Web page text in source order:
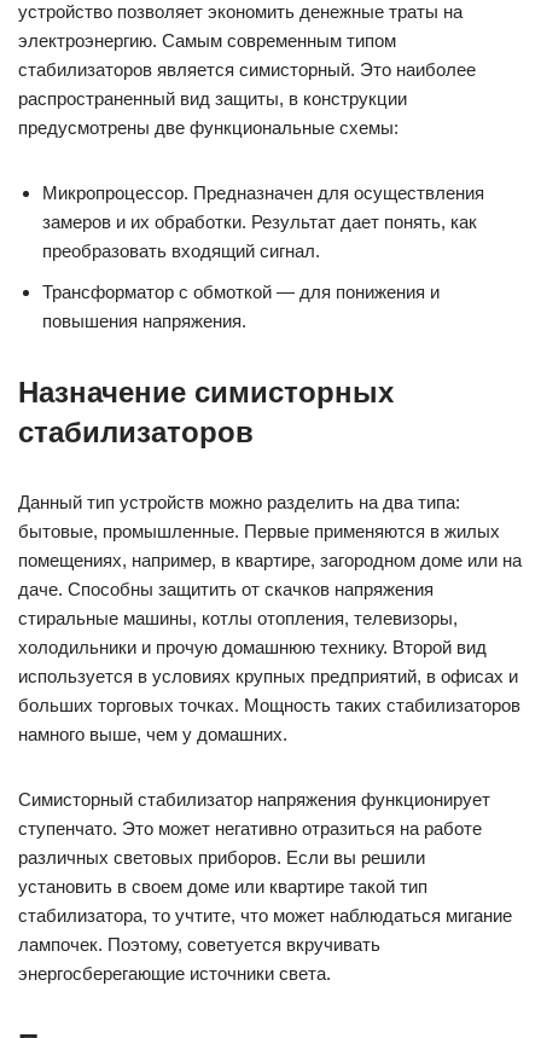
устройство позволяет экономить денежные траты на
электроэнергию. Самым современным типом
стабилизаторов является симисторный. Это наиболее
распространенный вид защиты, в конструкции
предусмотрены две функциональные схемы:
Микропроцессор. Предназначен для осуществления
замеров и их обработки. Результат дает понять, как
преобразовать входящий сигнал.
Трансформатор с обмоткой — для понижения и
повышения напряжения.
Назначение симисторных
стабилизаторов
Данный тип устройств можно разделить на два типа:
бытовые, промышленные. Первые применяются в жилых
помещениях, например, в квартире, загородном доме или на
даче. Способны защитить от скачков напряжения
стиральные машины, котлы отопления, телевизоры,
холодильники и прочую домашнюю технику. Второй вид
используется в условиях крупных предприятий, в офисах и
больших торговых точках. Мощность таких стабилизаторов
намного выше, чем у домашних.
Симисторный стабилизатор напряжения функционирует
ступенчато. Это может негативно отразиться на работе
различных световых приборов. Если вы решили
установить в своем доме или квартире такой тип
стабилизатора, то учтите, что может наблюдаться мигание
лампочек. Поэтому, советуется вкручивать
энергосберегающие источники света.